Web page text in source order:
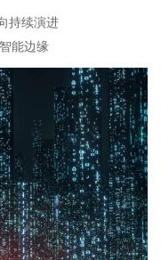
持续演进
能边缘